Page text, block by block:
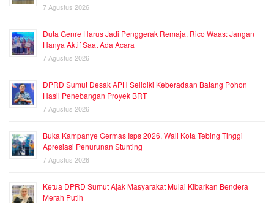
7 Agustus 2026
Duta Genre Harus Jadi Penggerak Remaja, Rico Waas: Jangan
Hanya Aktif Saat Ada Acara
7 Agustus 2026
DPRD Sumut Desak APH Selidiki Keberadaan Batang Pohon
Hasil Penebangan Proyek BRT
7 Agustus 2026
Buka Kampanye Germas Isps 2026, Wali Kota Tebing Tinggi
Apresiasi Penurunan Stunting
7 Agustus 2026
Ketua DPRD Sumut Ajak Masyarakat Mulai Kibarkan Bendera
Merah Putih